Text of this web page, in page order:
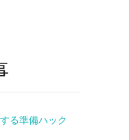
る準備ハック